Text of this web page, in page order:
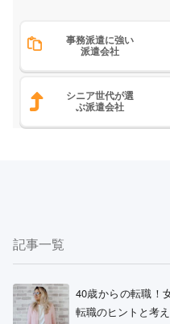
事務派遣に強い
派遣会社
シニア世代が選
ぶ派遣会社
記事一覧
40歳からの転職！
転職のヒントと考